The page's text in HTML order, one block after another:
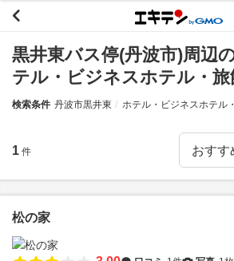
黒井東バス停(丹波市)周辺
テル・ビジネスホテル・旅
検索条件 丹波市黒井東 ホテル・ビジネスホテル
1 件
松の家